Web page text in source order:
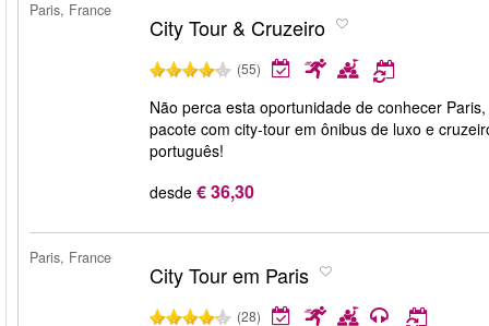
Paris, France
City Tour & Cruzeiro
(55)
Não perca esta oportunidade de conhecer
pacote com city-tour em ônibus de luxo e
português!
desde € 36,30
Paris, France
City Tour em Paris
(28)